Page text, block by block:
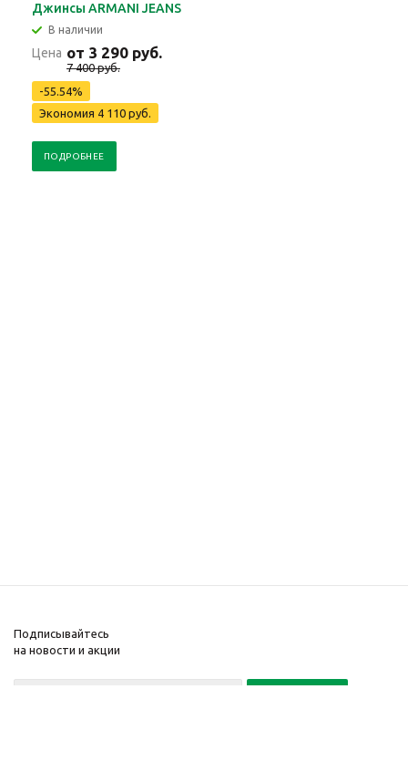
Джинсы ARMANI JEANS
В наличии
Цена от 3 290 руб.
7 400 руб.
-55.54%
Экономия 4 110 руб.
ПОДРОБНЕЕ
Подписывайтесь
на новости и акции